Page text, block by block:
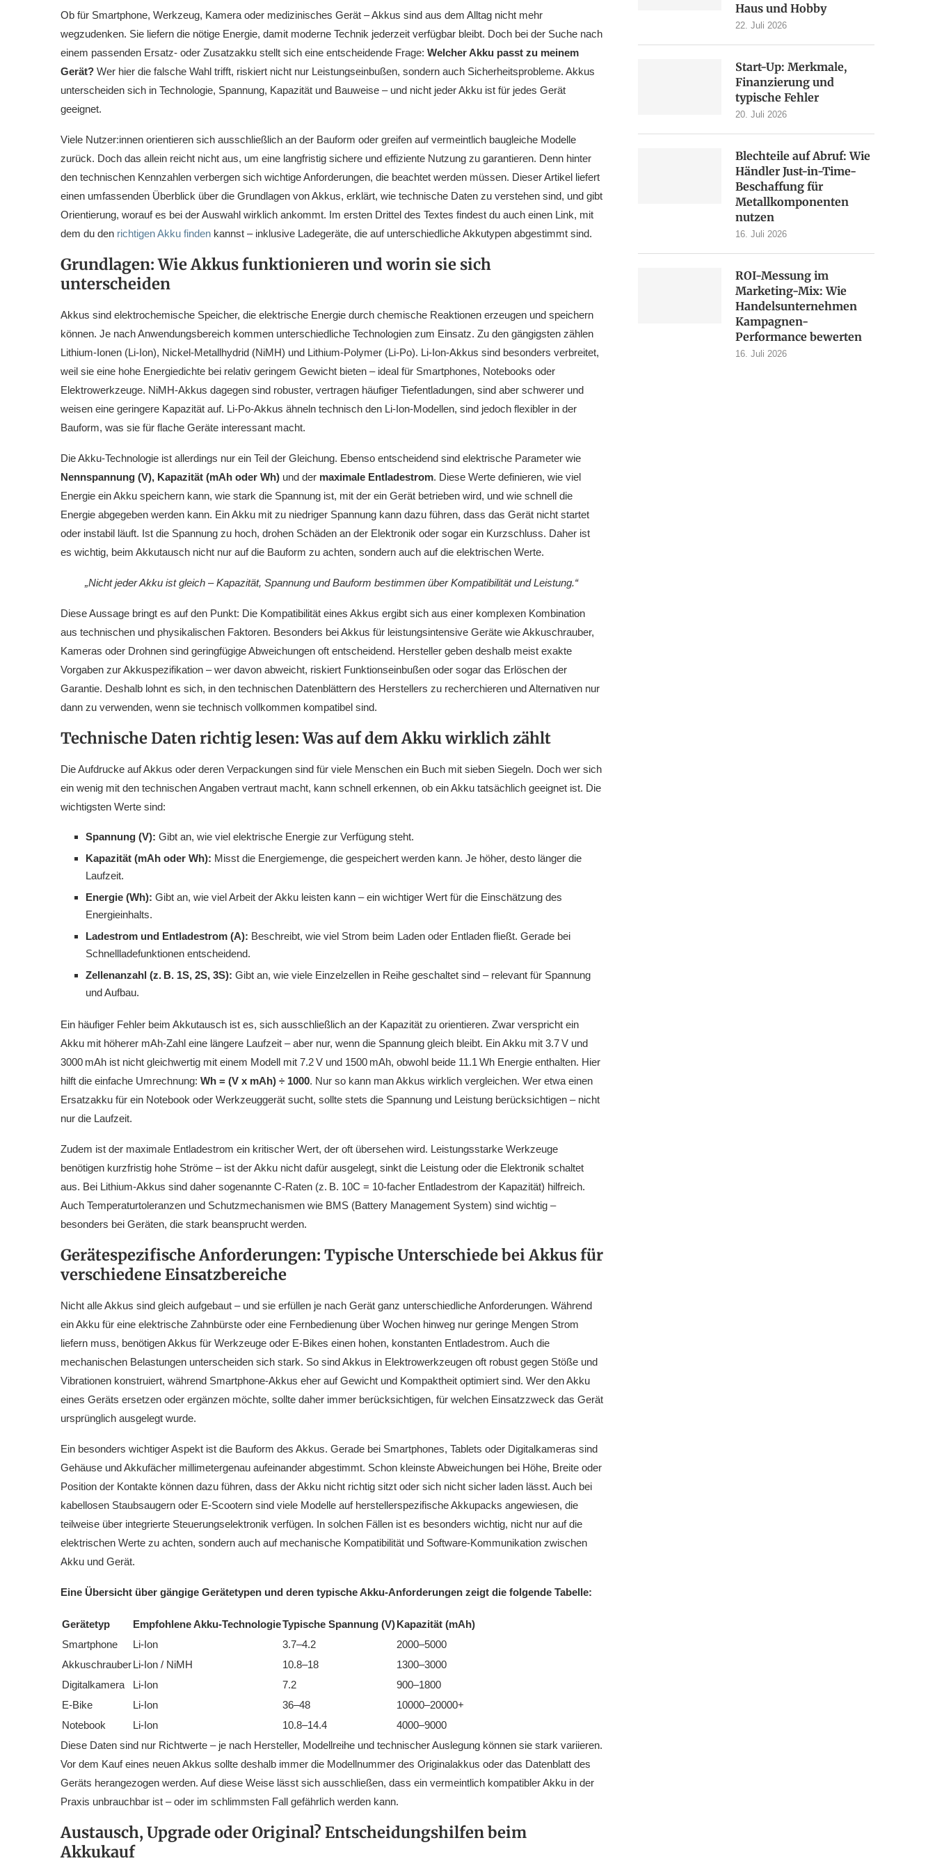
Ob für Smartphone, Werkzeug, Kamera oder medizinisches Gerät – Akkus sind aus dem Alltag nicht mehr
wegzudenken. Sie liefern die nötige Energie, damit moderne Technik jederzeit verfügbar bleibt. Doch bei der Suche nach
einem passenden Ersatz- oder Zusatzakku stellt sich eine entscheidende Frage: Welcher Akku passt zu meinem
Gerät? Wer hier die falsche Wahl trifft, riskiert nicht nur Leistungseinbußen, sondern auch Sicherheitsprobleme. Akkus
unterscheiden sich in Technologie, Spannung, Kapazität und Bauweise – und nicht jeder Akku ist für jedes Gerät
geeignet.
Viele Nutzer:innen orientieren sich ausschließlich an der Bauform oder greifen auf vermeintlich baugleiche Modelle
zurück. Doch das allein reicht nicht aus, um eine langfristig sichere und effiziente Nutzung zu garantieren. Denn hinter
den technischen Kennzahlen verbergen sich wichtige Anforderungen, die beachtet werden müssen. Dieser Artikel liefert
einen umfassenden Überblick über die Grundlagen von Akkus, erklärt, wie technische Daten zu verstehen sind, und gibt
Orientierung, worauf es bei der Auswahl wirklich ankommt. Im ersten Drittel des Textes findest du auch einen Link, mit
dem du den richtigen Akku finden kannst – inklusive Ladegeräte, die auf unterschiedliche Akkutypen abgestimmt sind.
Grundlagen: Wie Akkus funktionieren und worin sie sich
unterscheiden
Akkus sind elektrochemische Speicher, die elektrische Energie durch chemische Reaktionen erzeugen und speichern
können. Je nach Anwendungsbereich kommen unterschiedliche Technologien zum Einsatz. Zu den gängigsten zählen
Lithium-Ionen (Li-Ion), Nickel-Metallhydrid (NiMH) und Lithium-Polymer (Li-Po). Li-Ion-Akkus sind besonders verbreitet,
weil sie eine hohe Energiedichte bei relativ geringem Gewicht bieten – ideal für Smartphones, Notebooks oder
Elektrowerkzeuge. NiMH-Akkus dagegen sind robuster, vertragen häufiger Tiefentladungen, sind aber schwerer und
weisen eine geringere Kapazität auf. Li-Po-Akkus ähneln technisch den Li-Ion-Modellen, sind jedoch flexibler in der
Bauform, was sie für flache Geräte interessant macht.
Die Akku-Technologie ist allerdings nur ein Teil der Gleichung. Ebenso entscheidend sind elektrische Parameter wie
Nennspannung (V), Kapazität (mAh oder Wh) und der maximale Entladestrom. Diese Werte definieren, wie viel
Energie ein Akku speichern kann, wie stark die Spannung ist, mit der ein Gerät betrieben wird, und wie schnell die
Energie abgegeben werden kann. Ein Akku mit zu niedriger Spannung kann dazu führen, dass das Gerät nicht startet
oder instabil läuft. Ist die Spannung zu hoch, drohen Schäden an der Elektronik oder sogar ein Kurzschluss. Daher ist
es wichtig, beim Akkutausch nicht nur auf die Bauform zu achten, sondern auch auf die elektrischen Werte.
„Nicht jeder Akku ist gleich – Kapazität, Spannung und Bauform bestimmen über Kompatibilität und Leistung.“
Diese Aussage bringt es auf den Punkt: Die Kompatibilität eines Akkus ergibt sich aus einer komplexen Kombination
aus technischen und physikalischen Faktoren. Besonders bei Akkus für leistungsintensive Geräte wie Akkuschrauber,
Kameras oder Drohnen sind geringfügige Abweichungen oft entscheidend. Hersteller geben deshalb meist exakte
Vorgaben zur Akkuspezifikation – wer davon abweicht, riskiert Funktionseinbußen oder sogar das Erlöschen der
Garantie. Deshalb lohnt es sich, in den technischen Datenblättern des Herstellers zu recherchieren und Alternativen nur
dann zu verwenden, wenn sie technisch vollkommen kompatibel sind.
Technische Daten richtig lesen: Was auf dem Akku wirklich zählt
Die Aufdrucke auf Akkus oder deren Verpackungen sind für viele Menschen ein Buch mit sieben Siegeln. Doch wer sich
ein wenig mit den technischen Angaben vertraut macht, kann schnell erkennen, ob ein Akku tatsächlich geeignet ist. Die
wichtigsten Werte sind:
Spannung (V): Gibt an, wie viel elektrische Energie zur Verfügung steht.
Kapazität (mAh oder Wh): Misst die Energiemenge, die gespeichert werden kann. Je höher, desto länger die
Laufzeit.
Energie (Wh): Gibt an, wie viel Arbeit der Akku leisten kann – ein wichtiger Wert für die Einschätzung des
Energieinhalts.
Ladestrom und Entladestrom (A): Beschreibt, wie viel Strom beim Laden oder Entladen fließt. Gerade bei
Schnellladefunktionen entscheidend.
Zellenanzahl (z. B. 1S, 2S, 3S): Gibt an, wie viele Einzelzellen in Reihe geschaltet sind – relevant für Spannung
und Aufbau.
Ein häufiger Fehler beim Akkutausch ist es, sich ausschließlich an der Kapazität zu orientieren. Zwar verspricht ein
Akku mit höherer mAh-Zahl eine längere Laufzeit – aber nur, wenn die Spannung gleich bleibt. Ein Akku mit 3.7 V und
3000 mAh ist nicht gleichwertig mit einem Modell mit 7.2 V und 1500 mAh, obwohl beide 11.1 Wh Energie enthalten. Hier
hilft die einfache Umrechnung: Wh = (V x mAh) ÷ 1000. Nur so kann man Akkus wirklich vergleichen. Wer etwa einen
Ersatzakku für ein Notebook oder Werkzeuggerät sucht, sollte stets die Spannung und Leistung berücksichtigen – nicht
nur die Laufzeit.
Zudem ist der maximale Entladestrom ein kritischer Wert, der oft übersehen wird. Leistungsstarke Werkzeuge
benötigen kurzfristig hohe Ströme – ist der Akku nicht dafür ausgelegt, sinkt die Leistung oder die Elektronik schaltet
aus. Bei Lithium-Akkus sind daher sogenannte C-Raten (z. B. 10C = 10-facher Entladestrom der Kapazität) hilfreich.
Auch Temperaturtoleranzen und Schutzmechanismen wie BMS (Battery Management System) sind wichtig –
besonders bei Geräten, die stark beansprucht werden.
Gerätespezifische Anforderungen: Typische Unterschiede bei Akkus für
verschiedene Einsatzbereiche
Nicht alle Akkus sind gleich aufgebaut – und sie erfüllen je nach Gerät ganz unterschiedliche Anforderungen. Während
ein Akku für eine elektrische Zahnbürste oder eine Fernbedienung über Wochen hinweg nur geringe Mengen Strom
liefern muss, benötigen Akkus für Werkzeuge oder E-Bikes einen hohen, konstanten Entladestrom. Auch die
mechanischen Belastungen unterscheiden sich stark. So sind Akkus in Elektrowerkzeugen oft robust gegen Stöße und
Vibrationen konstruiert, während Smartphone-Akkus eher auf Gewicht und Kompaktheit optimiert sind. Wer den Akku
eines Geräts ersetzen oder ergänzen möchte, sollte daher immer berücksichtigen, für welchen Einsatzzweck das Gerät
ursprünglich ausgelegt wurde.
Ein besonders wichtiger Aspekt ist die Bauform des Akkus. Gerade bei Smartphones, Tablets oder Digitalkameras sind
Gehäuse und Akkufächer millimetergenau aufeinander abgestimmt. Schon kleinste Abweichungen bei Höhe, Breite oder
Position der Kontakte können dazu führen, dass der Akku nicht richtig sitzt oder sich nicht sicher laden lässt. Auch bei
kabellosen Staubsaugern oder E-Scootern sind viele Modelle auf herstellerspezifische Akkupacks angewiesen, die
teilweise über integrierte Steuerungselektronik verfügen. In solchen Fällen ist es besonders wichtig, nicht nur auf die
elektrischen Werte zu achten, sondern auch auf mechanische Kompatibilität und Software-Kommunikation zwischen
Akku und Gerät.
Eine Übersicht über gängige Gerätetypen und deren typische Akku-Anforderungen zeigt die folgende Tabelle:
Gerätetyp Empfohlene Akku-TechnologieTypische Spannung (V)Kapazität (mAh)
Smartphone
Li-Ion 3.7–4.2
2000–5000
AkkuschrauberLi-Ion / NiMH 10.8–18
1300–3000
Digitalkamera
Li-Ion 7.2
900–1800
E-Bike
Li-Ion 36–48
10000–20000+
Notebook
Li-Ion 10.8–14.4
4000–9000
Diese Daten sind nur Richtwerte – je nach Hersteller, Modellreihe und technischer Auslegung können sie stark variieren.
Vor dem Kauf eines neuen Akkus sollte deshalb immer die Modellnummer des Originalakkus oder das Datenblatt des
Geräts herangezogen werden. Auf diese Weise lässt sich ausschließen, dass ein vermeintlich kompatibler Akku in der
Praxis unbrauchbar ist – oder im schlimmsten Fall gefährlich werden kann.
Austausch, Upgrade oder Original? Entscheidungshilfen beim
Akkukauf
Haus und Hobby
22. Juli 2026
Start-Up: Merkmale,
Finanzierung und
typische Fehler
20. Juli 2026
Blechteile auf Abruf: Wie
Händler Just-in-Time-
Beschaffung für
Metallkomponenten
nutzen
16. Juli 2026
ROI-Messung im
Marketing-Mix: Wie
Handelsunternehmen
Kampagnen-
Performance bewerten
16. Juli 2026